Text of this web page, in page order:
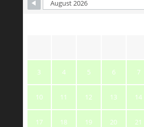
3 4 5 6 7
10 11 12 13 14
17 18 19 20 21